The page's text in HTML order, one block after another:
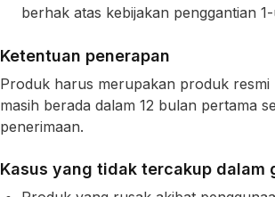
berhak atas kebijakan penggantian
Ketentuan penerapan
Produk harus merupakan produk resmi
masih berada dalam 12 bulan pertama
penerimaan.
Kasus yang tidak tercakup dalam